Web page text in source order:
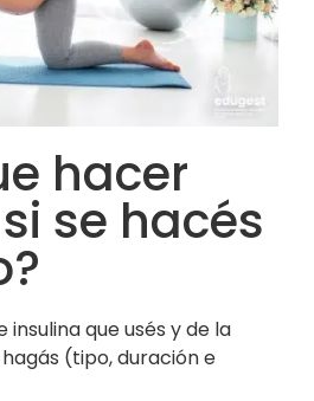
hacer
se hacés
que usés y de la
(tipo, duración e